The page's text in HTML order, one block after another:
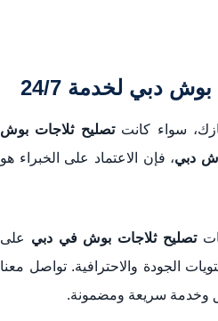
دبي لخدمة 24/7
سواء كانتتصليح ثلاجات بوش
دبي، فإن الاعتماد على الخبراء هو
تصليح ثلاجات بوش في دبي على
الجودة والاحترافية. تواصل معنا
وخدمة سريعة ومضمونة.